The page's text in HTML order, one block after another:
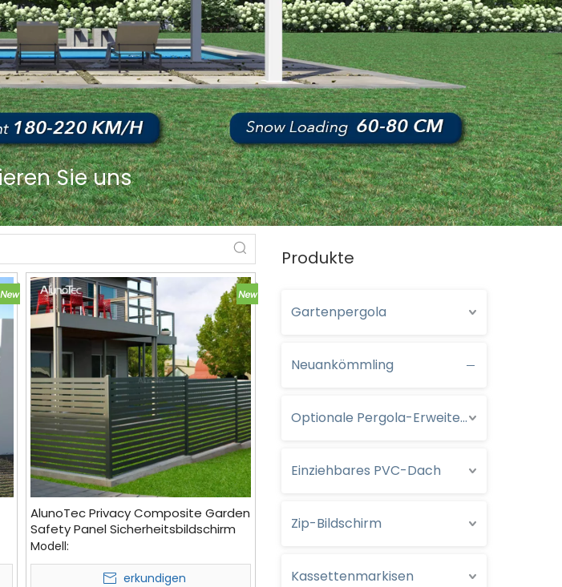
Sie uns
AlunoTec Privacy Composite Garden
Safety Panel Sicherheitsbildschirm
Outdoor-Zaunplatten für den
Garten
Modell:
erkundigen
Produkte
Gartenpergola
Neuankömmling
Optionale Pergola-Erweiterungen
Einziehbares PVC-Dach
Zip-Bildschirm
Kassettenmarkisen